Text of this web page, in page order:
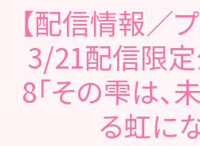
【配信情報／
3/21配信限
8「その雫は、
る虹にな